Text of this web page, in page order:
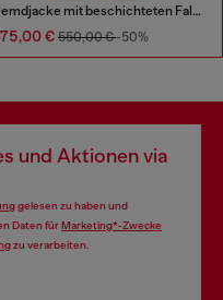
Hemdjacke mit beschichteten Falten anpassen
€ 550,00 €-50%
und Aktionen via
gelesen zu haben und
Daten fürMarketing*-Zwecke
zu verarbeiten.